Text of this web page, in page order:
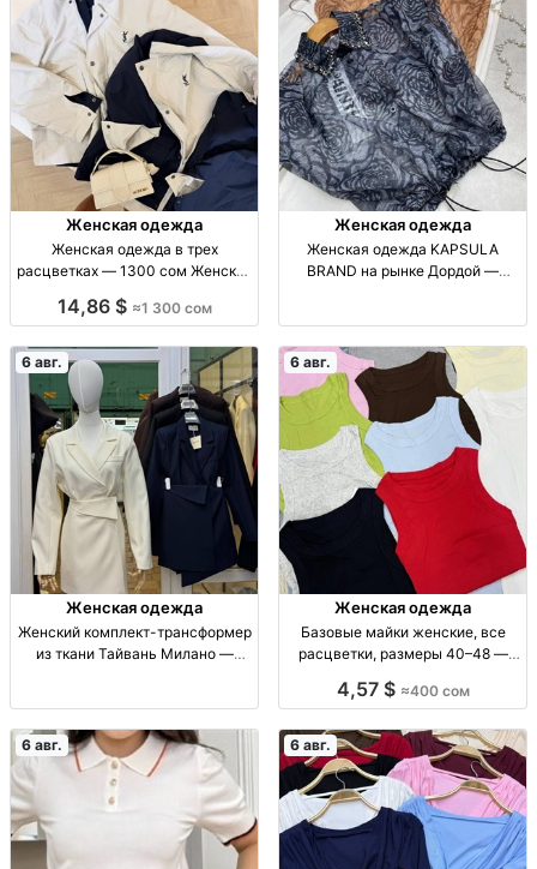
Женская одежда
Женская одежда в трех
расцветках — 1300 сом Женская
14,86 $ ≈1 300 сом
Женская одежда
Женская одежда KAPSULA
BRAND на рынке Дордой —
71Д. Ежедн. 8:
6 авг.
Женская одежда
Женский комплект-трансформер
из ткани Тайвань Милано —
M, цв.: чёрный, айвори, синий,
шоколад.
6 авг.
Женская одежда
Базовые майки женские, все
расцветки, размеры 40–48 —
расцв., р-р 40–48, 400 сом
4,57 $ ≈400 сом
6 авг. 6 авг.